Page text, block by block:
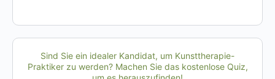
Sind Sie ein idealer Kandidat, um Kunsttherapie-
Praktiker zu werden? Machen Sie das kostenlose Quiz,